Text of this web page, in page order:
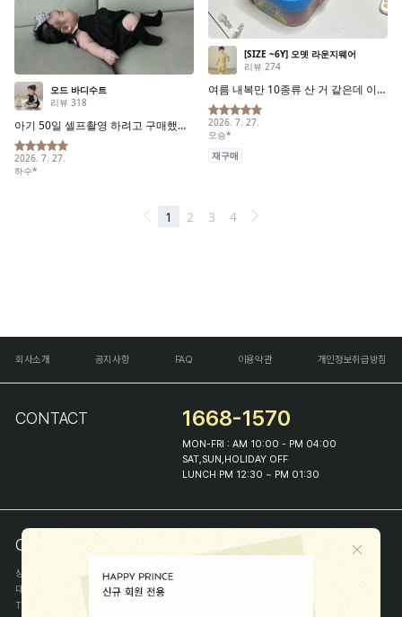
회사소개 공지사항 FAQ 이용약관 개인정보취급방침
CONTACT 1668-1570
MON-FRI : AM 10:00 - PM 04:00
SAT,SUN,HOLIDAY OFF
LUNCH PM 12:30 ~ PM 01:30
COMPANY INFO
상호
(주)해피프린스
대표
이화진
TEL